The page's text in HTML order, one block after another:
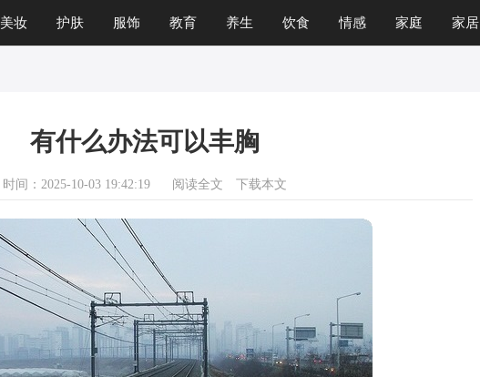
美妆 护肤 服饰 教育 养生 饮食 情感 家庭 家居
有什么办法可以丰胸
时间：2025-10-03 19:42:19 阅读全文 下载本文